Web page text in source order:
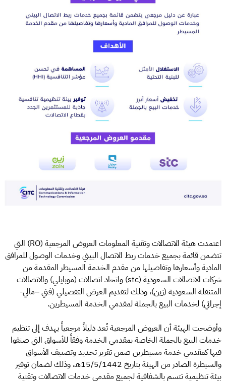
اعتمدت هيئة الاتصالات وتقنية المعلومات العروض المرجعية (RO) التي
تتضمن قائمة بجميع خدمات ربط الاتصال البيني وخدمات الوصول للمرافق
المادية وأسعارها وتفاصيلها من مقدم الخدمة المسيطر المقدمة من
شركات الاتصالات السعودية (stc) واتحاد اتصالات (موبايلي) والاتصالات
المتنقلة السعودية (زين)، وذلك لتقديم العرض التفصيلي (فني –مالي-
إجرائي) لخدمات البيع بالجملة لمقدمي الخدمة المسيطرين.
وأوضحت الهيئة أن العروض المرجعية تُعد دليلاً مرجعياً يهدف إلى تنظيم
خدمات البيع بالجملة الخاصة بمقدمي الخدمة وفقاً للأسواق التي صنفوا
فيها كمقدمي خدمة مسيطرين ضمن تقرير تحديد وتصنيف الأسواق
والسيطرة الصادر من الهيئة بتاريخ 15/5/1442هـ، وذلك لضمان توفير
بيئة تنظيمية تتسم بالشفافية لجميع مقدمي خدمات الاتصالات وتقنية